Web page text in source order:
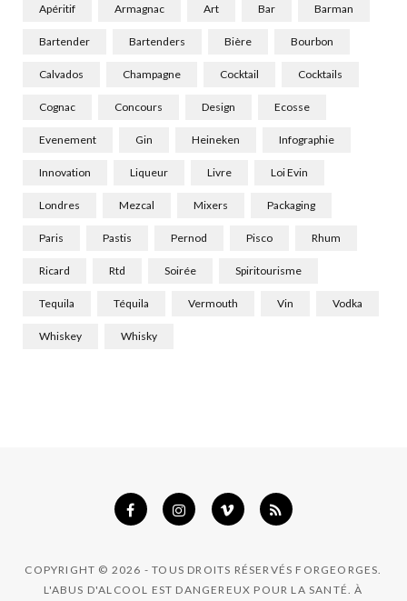
Apéritif Armagnac Art Bar Barman
Bartender Bartenders Bière Bourbon
Calvados Champagne Cocktail Cocktails
Cognac Concours Design Ecosse
Evenement Gin Heineken Infographie
Innovation Liqueur Livre Loi Evin
Londres Mezcal Mixers Packaging
Paris Pastis Pernod Pisco Rhum
Ricard Rtd Soirée Spiritourisme
Tequila Téquila Vermouth Vin Vodka
Whiskey Whisky
COPYRIGHT © 2026 - TOUS DROITS RÉSERVÉS FORGEORGES.
L'ABUS D'ALCOOL EST DANGEREUX POUR LA SANTÉ. À